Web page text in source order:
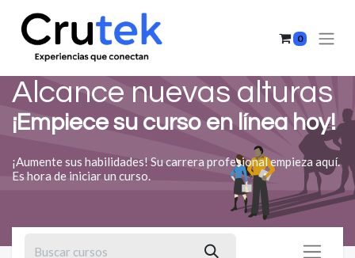
0
Alcance nuevas alturas
¡Empiece su curso en línea hoy!
¡Aumente sus habilidades! Su carrera profesional empieza aquí.
Es hora de iniciar un curso.